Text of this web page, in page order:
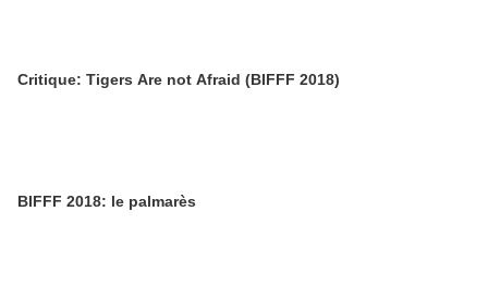
Critique: Tigers Are not Afraid (BIFFF 2018)
BIFFF 2018: le palmarès